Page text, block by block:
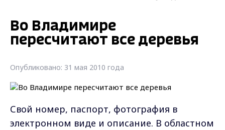
Во Владимире
пересчитают все деревья
Опубликовано: 31 мая 2010 года
Свой номер, паспорт, фотография в
электронном виде и описание. В областном